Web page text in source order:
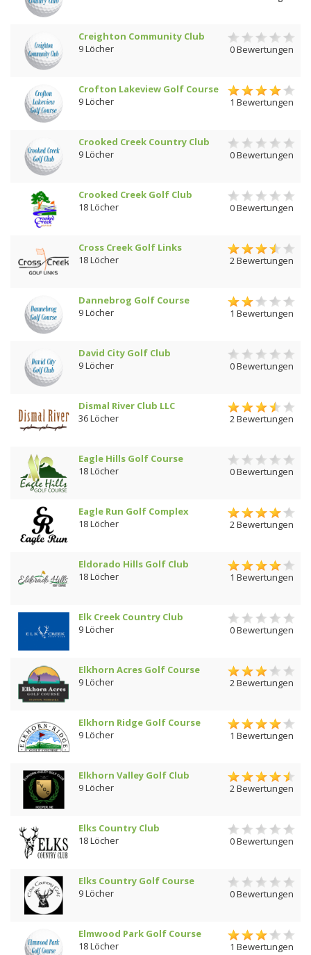
Creighton Community Club
9 Löcher
0 Bewertungen
Crofton Lakeview Golf Course
9 Löcher
1 Bewertungen
Crooked Creek Country Club
9 Löcher
0 Bewertungen
Crooked Creek Golf Club
18 Löcher
0 Bewertungen
Cross Creek Golf Links
18 Löcher
2 Bewertungen
Dannebrog Golf Course
9 Löcher
1 Bewertungen
David City Golf Club
9 Löcher
0 Bewertungen
Dismal River Club LLC
36 Löcher
2 Bewertungen
Eagle Hills Golf Course
18 Löcher
0 Bewertungen
Eagle Run Golf Complex
18 Löcher
2 Bewertungen
Eldorado Hills Golf Club
18 Löcher
1 Bewertungen
Elk Creek Country Club
9 Löcher
0 Bewertungen
Elkhorn Acres Golf Course
9 Löcher
2 Bewertungen
Elkhorn Ridge Golf Course
9 Löcher
1 Bewertungen
Elkhorn Valley Golf Club
9 Löcher
2 Bewertungen
Elks Country Club
18 Löcher
0 Bewertungen
Elks Country Golf Course
9 Löcher
0 Bewertungen
Elmwood Park Golf Course
18 Löcher
1 Bewertungen